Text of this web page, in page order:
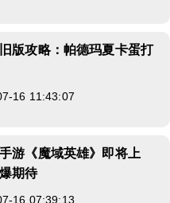
版攻略：帕德玛夏卡蛋打
16 11:43:07
游《魔域英雄》即将上
期待
16 07:39:13